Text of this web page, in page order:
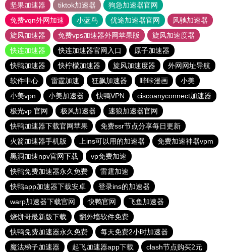
坚果加速器
tiktok加速器
狗急加速器官网
免费vqn外网加速
小蓝鸟 优途加速器官网
风驰加速器
旋风加速器
免费vps加速器外网苹果版
旋风加速度器
快连加速器
快连加速器官网入口
原子加速器
快鸭加速器
快柠檬加速器 旋风加速度器
外网网址导航
软件中心
雷霆加速 狂飙加速器 哔咔漫画
小美
小美vpn
小美加速器 快鸭VPN
ciscoanyconnect加速器
极光vp 官网
极风加速器
速狼加速器官网
快鸭加速器下载官网苹果
免费ssr节点分享每日更新
火箭加速器手机版
上ins可以用的加速器
免费加速神器vpm
黑洞加速npv官网下载
vp免费加速
快鸭免费加速器永久免费
雷霆加速
快鸭app加速器下载安卓
登录ins的加速器
warp加速器下载官网
快鸭官网
飞鱼加速器
烧饼哥最新版下载
翻外墙软件免费
快鸭免费加速器永久免费
每天免费2小时加速器
魔法梯子加速器
起飞加速器app下载
clash节点购买2元